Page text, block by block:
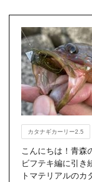
カタナギカーリー2.5
こんにちは！青
ビフテキ編に引き
トマテリアルの